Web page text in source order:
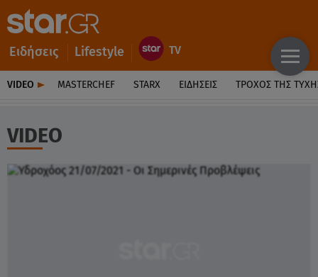
Ειδήσεις Lifestyle
VIDEO MASTERCHEF STARX ΕΙΔΉΣΕΙΣ ΤΡΟΧΌΣ ΤΗΣ
VIDEO